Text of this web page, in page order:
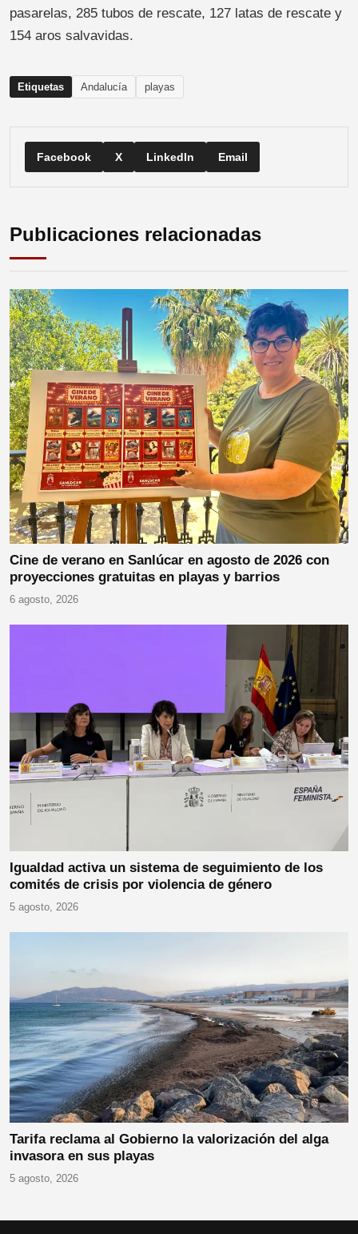
pasarelas, 285 tubos de rescate, 127 latas de rescate y
154 aros salvavidas.
Etiquetas Andalucía playas
Facebook X LinkedIn Email
Publicaciones relacionadas
Cine de verano en Sanlúcar en agosto de 2026 con
proyecciones gratuitas en playas y barrios
6 agosto, 2026
Igualdad activa un sistema de seguimiento de los
comités de crisis por violencia de género
5 agosto, 2026
Tarifa reclama al Gobierno la valorización del alga
invasora en sus playas
5 agosto, 2026